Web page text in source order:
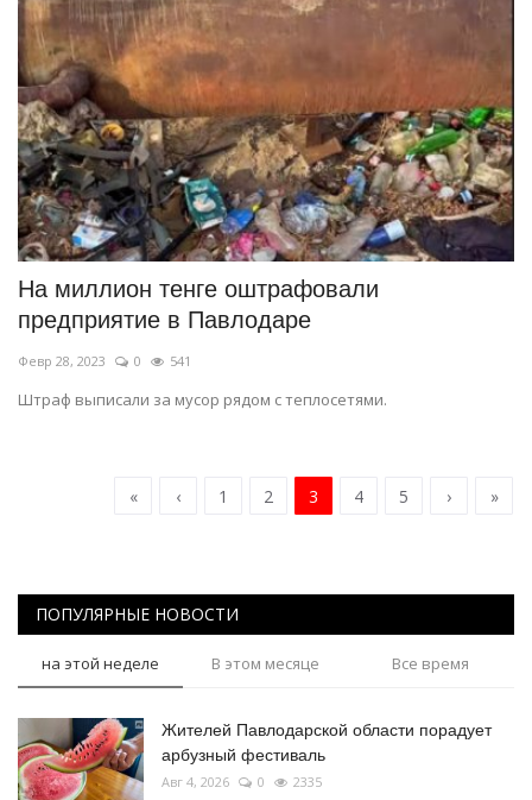
На миллион тенге оштрафовали
предприятие в Павлодаре
Февр 28, 2023 0 541
Штраф выписали за мусор рядом с теплосетями.
« ‹ 1 2 3 4 5 › »
ПОПУЛЯРНЫЕ НОВОСТИ
на этой неделе В этом месяце Все время
Жителей Павлодарской области порадует
арбузный фестиваль
Авг 4, 2026 0 2335